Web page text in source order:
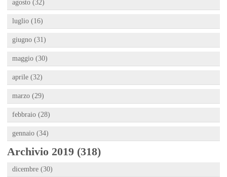
agosto (32)
luglio (16)
giugno (31)
maggio (30)
aprile (32)
marzo (29)
febbraio (28)
gennaio (34)
Archivio 2019 (318)
dicembre (30)